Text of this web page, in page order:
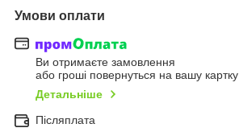
Умови оплати
Ви отримаєте замовлення
або гроші повернуться на вашу картку
Детальніше
Післяплата